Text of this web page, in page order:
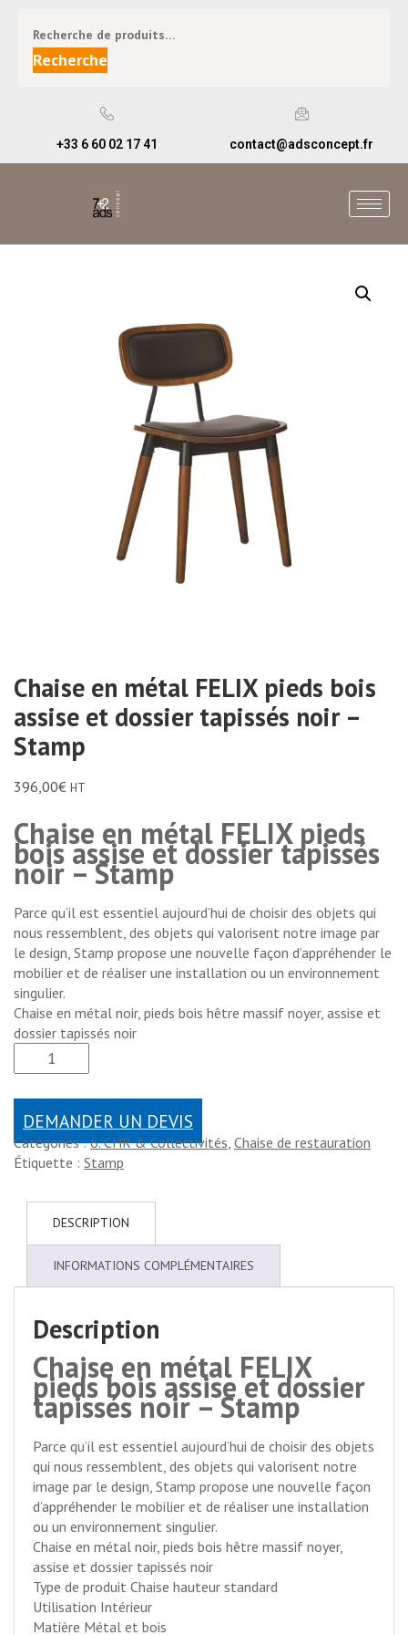
Recherche
+33 6 60 02 17 41 contact@adsconcept.fr
Chaise en métal FELIX pieds bois
assise et dossier tapissés noir –
Stamp
396,00€ HT
Chaise en métal FELIX pieds
bois assise et dossier tapissés
noir – Stamp
Parce qu’il est essentiel aujourd’hui de choisir des objets qui
nous ressemblent, des objets qui valorisent notre image par
le design, Stamp propose une nouvelle façon d’appréhender le
mobilier et de réaliser une installation ou un environnement
singulier.
Chaise en métal noir, pieds bois hêtre massif noyer, assise et
dossier tapissés noir
DEMANDER UN DEVIS
Catégories :6. CHR & Collectivités Chaise de restauration
Étiquette : Stamp
DESCRIPTION
INFORMATIONS COMPLÉMENTAIRES
Description
Chaise en métal FELIX
pieds bois assise et dossier
tapissés noir – Stamp
Parce qu’il est essentiel aujourd’hui de choisir des objets
qui nous ressemblent, des objets qui valorisent notre
image par le design, Stamp propose une nouvelle façon
d’appréhender le mobilier et de réaliser une installation
ou un environnement singulier.
Chaise en métal noir, pieds bois hêtre massif noyer,
assise et dossier tapissés noir
Type de produit Chaise hauteur standard
Utilisation Intérieur
Matière Métal et bois